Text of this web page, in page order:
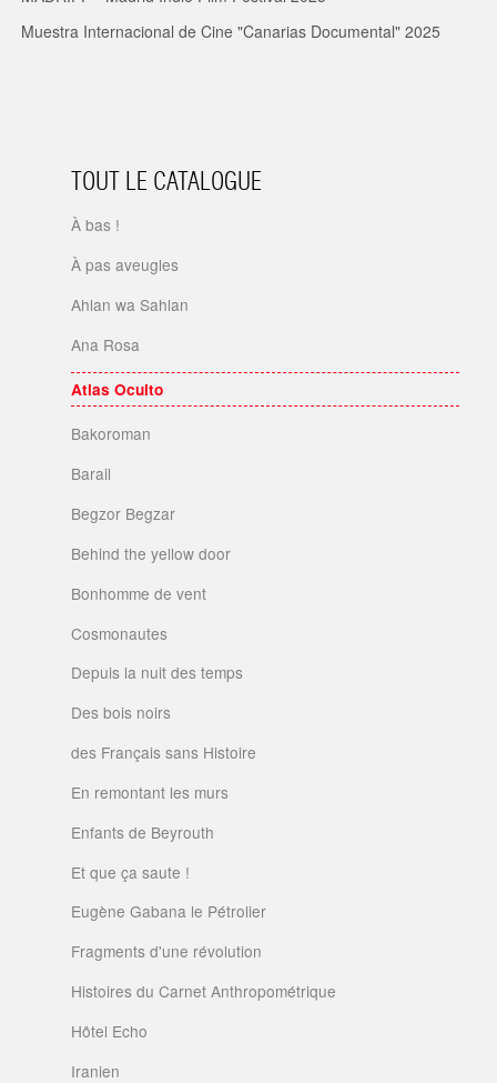
Muestra Internacional de Cine "Canarias Documental" 2025
TOUT LE CATALOGUE
À bas !
À pas aveugles
Ahlan wa Sahlan
Ana Rosa
Atlas Oculto
Bakoroman
Barail
Begzor Begzar
Behind the yellow door
Bonhomme de vent
Cosmonautes
Depuis la nuit des temps
Des bois noirs
des Français sans Histoire
En remontant les murs
Enfants de Beyrouth
Et que ça saute !
Eugène Gabana le Pétrolier
Fragments d'une révolution
Histoires du Carnet Anthropométrique
Hôtel Echo
Iranien